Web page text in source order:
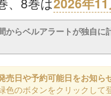
からベルアラートが独自
日や予約可能日をお知ら
色のボタンをクリックして登